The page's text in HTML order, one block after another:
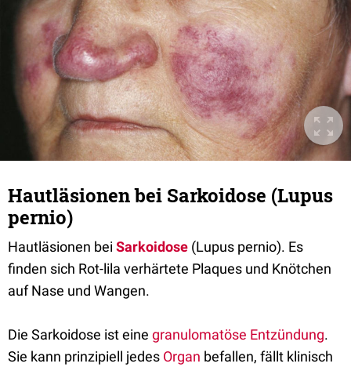
Hautläsionen bei Sarkoidose (Lupus
pernio)
Hautläsionen bei Sarkoidose (Lupus pernio). Es
finden sich Rot-lila verhärtete Plaques und Knötchen
auf Nase und Wangen.
Die Sarkoidose ist eine granulomatöse Entzündung.
Sie kann prinzipiell jedes Organ befallen, fällt klinisch